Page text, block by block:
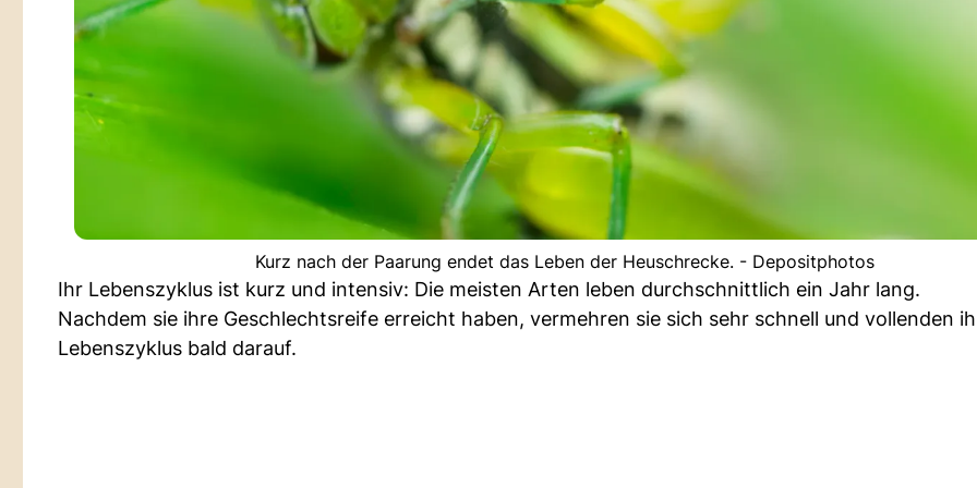
Kurz nach der Paarung endet das Leben der Heuschrecke. - Depositphotos
Ihr Lebenszyklus ist kurz und intensiv: Die meisten Arten leben durchschnittlich ein Jahr lang.
Nachdem sie ihre Geschlechtsreife erreicht haben, vermehren sie sich sehr schnell und vollenden
Lebenszyklus bald darauf.